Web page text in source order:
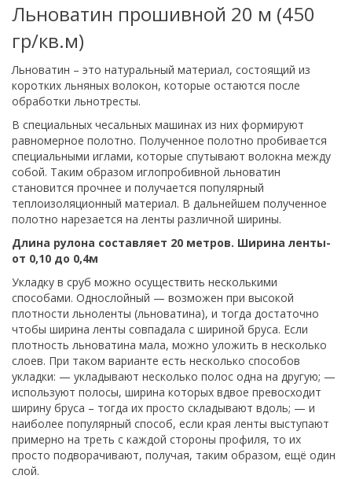
Льноватин прошивной 20 м (450
гр/кв.м)
Льноватин – это натуральный материал, состоящий из
коротких льняных волокон, которые остаются после
обработки льнотресты.
В специальных чесальных машинах из них формируют
равномерное полотно. Полученное полотно пробивается
специальными иглами, которые спутывают волокна между
собой. Таким образом иглопробивной льноватин
становится прочнее и получается популярный
теплоизоляционный материал. В дальнейшем полученное
полотно нарезается на ленты различной ширины.
Длина рулона составляет 20 метров. Ширина ленты-
от 0,10 до 0,4м
Укладку в сруб можно осуществить несколькими
способами. Однослойный — возможен при высокой
плотности льноленты (льноватина), и тогда достаточно
чтобы ширина ленты совпадала с шириной бруса. Если
плотность льноватина мала, можно уложить в несколько
слоев. При таком варианте есть несколько способов
укладки: — укладывают несколько полос одна на другую; —
используют полосы, ширина которых вдвое превосходит
ширину бруса – тогда их просто складывают вдоль; — и
наиболее популярный способ, если края ленты выступают
примерно на треть с каждой стороны профиля, то их
просто подворачивают, получая, таким образом, ещё один
слой.